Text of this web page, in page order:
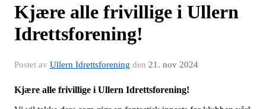
Kjære alle frivillige i Ullern
Idrettsforening!
Postet av Ullern Idrettsforening den 21. nov 2024
Kjære alle frivillige i Ullern Idrettsforening!